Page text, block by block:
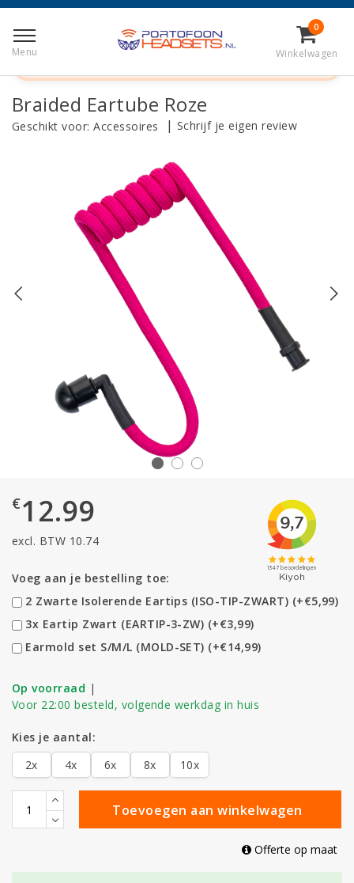
Menu
0
Winkelwagen
Braided Eartube Roze
Geschikt voor: Accessoires | Schrijf je eigen review
€12.99
excl. BTW 10.74
Voeg aan je bestelling toe:
2 Zwarte Isolerende Eartips (ISO-TIP-ZWART) (+€5,99)
3x Eartip Zwart (EARTIP-3-ZW) (+€3,99)
Earmold set S/M/L (MOLD-SET) (+€14,99)
Op voorraad |
Voor 22:00 besteld, volgende werkdag in huis
Kies je aantal:
2x
4x 6x 8x 10x
Toevoegen aan winkelwagen
Offerte op maat